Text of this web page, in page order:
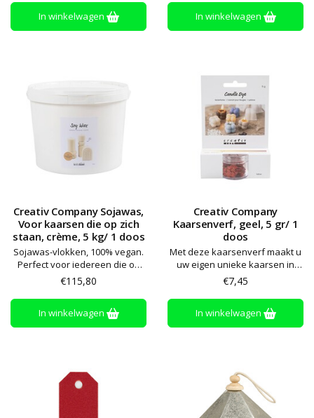
In winkelwagen In winkelwagen
Creativ Company Sojawas,
Voor kaarsen die op zich
staan, crème, 5 kg/ 1 doos
Sojawas-vlokken, 100% vegan.
Perfect voor iedereen die op
zoek is naar kaarsen die geen
houder nodig hebben, zoals
stompkaarsen en kaarsen in
de vorm van een figuur.
Produceert 80-90% minder roet
€115,80
In winkelwagen
Creativ Company
Kaarsenverf, geel, 5 gr/ 1
doos
Met deze kaarsenverf maakt u
uw eigen unieke kaarsen in
mooie kleuren. Geschikt voor
sojawas, paraffine en andere
kaarswas
€7,45
In winkelwagen